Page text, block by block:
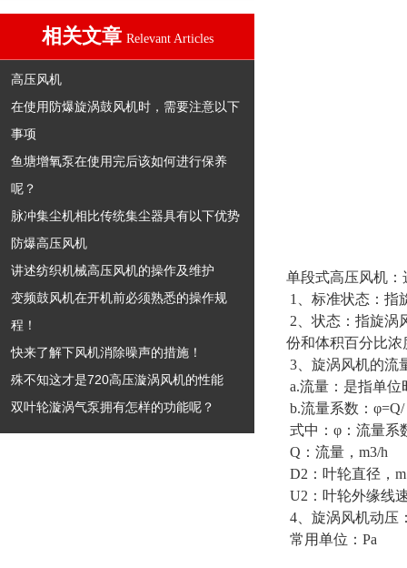
相关文章 Relevant Articles
高压风机
在使用防爆旋涡鼓风机时，需要注意以下
事项
鱼塘增氧泵在使用完后该如何进行保养
呢？
脉冲集尘机相比传统集尘器具有以下优势
防爆高压风机
讲述纺织机械高压风机的操作及维护
变频鼓风机在开机前必须熟悉的操作规
程！
快来了解下风机消除噪声的措施！
殊不知这才是720高压漩涡风机的性能
双叶轮漩涡气泵拥有怎样的功能呢？
单段式高压风机
1、标准状态：指
2、状态：指旋涡
份和体积百分比浓
3、旋涡风机的流
a.流量：是指单位
b.流量系数：
式中：φ：流量系
Q：流量，m3/h
D2：叶轮直径，
U2：叶轮外缘线
4、旋涡风机动压
常用单位：Pa